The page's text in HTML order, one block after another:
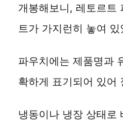
개봉해보니, 레토르트
트가 가지런히 놓여 있
파우치에는 제품명과
확하게 표기되어 있어
냉동이나 냉장 상태로